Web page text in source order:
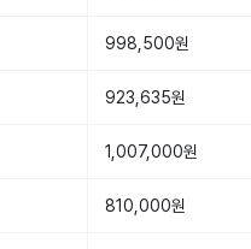
998,500원
923,635원
1,007,000원
810,000원